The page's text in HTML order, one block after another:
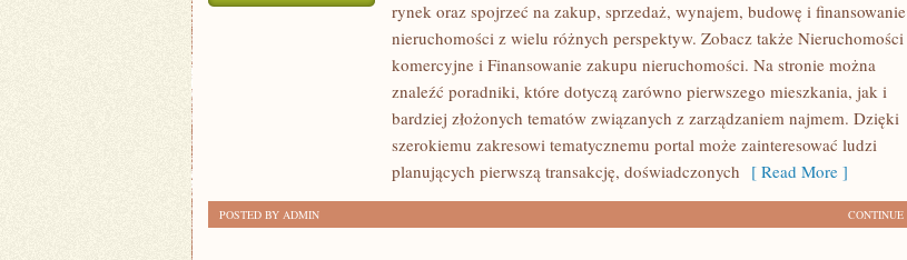
PIERWSZEJ
NIERUCHOMOŚCI
rynek oraz spojrzeć na zakup, sprzedaż, wynajem, budowę i finansowanie
nieruchomości z wielu różnych perspektyw. Zobacz także Nieruchomości
komercyjne i Finansowanie zakupu nieruchomości. Na stronie można
znaleźć poradniki, które dotyczą zarówno pierwszego mieszkania, jak i
bardziej złożonych tematów związanych z zarządzaniem najmem. Dzięki
szerokiemu zakresowi tematycznemu portal może zainteresować ludzi
planujących pierwszą transakcję, doświadczonych [ Read More ]
CONTINUE
POSTED BY ADMIN